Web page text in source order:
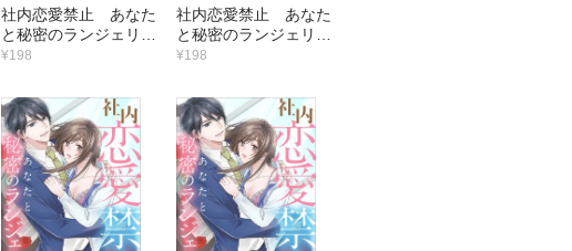
社内恋愛禁止 あなた
と秘密のランジェリー
【短編】8
¥198
社内恋愛禁止 あなた
と秘密のランジェリー
【短編】7
¥198